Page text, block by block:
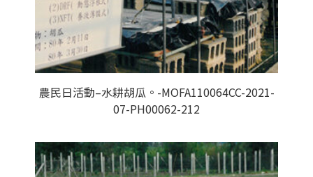
農民日活動–水耕胡瓜。-MOFA110064CC-2021-
07-PH00062-212